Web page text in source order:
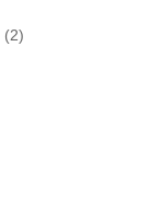
(2)